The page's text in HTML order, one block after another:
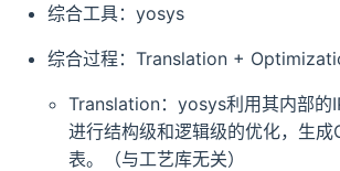
综合工具：yosys
综合过程：Translation +
Translation：yosys利用其内部的
进行结构级和逻辑级的优化，生成
表。（与工艺库无关）